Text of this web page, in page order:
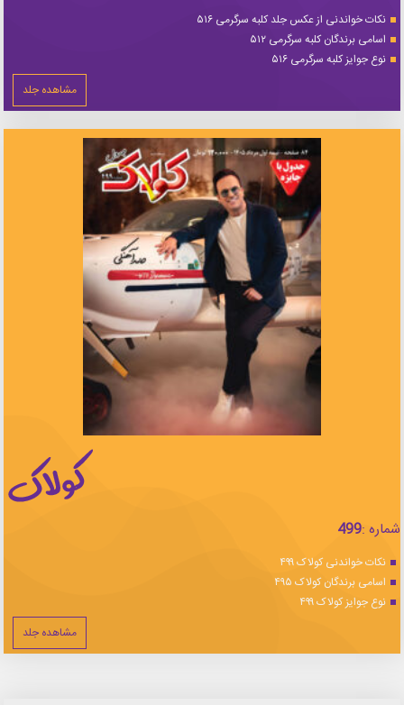
نکات خواندنی از عکس جلد کلبه سرگرمی ۵۱۶
اسامی برندگان کلبه سرگرمی ۵۱۲
نوع جوایز کلبه سرگرمی ۵۱۶
مشاهده جلد
شماره :499
نکات خواندنی کولاک ۴۹۹
اسامی برندگان کولاک ۴۹۵
نوع جوایز کولاک ۴۹۹
مشاهده جلد